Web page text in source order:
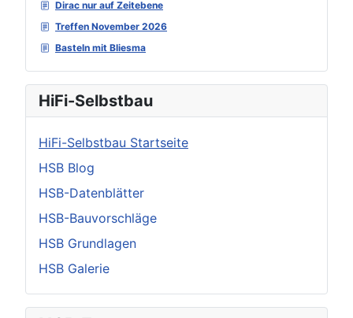
Dirac nur auf Zeitebene
Treffen November 2026
Basteln mit Bliesma
HiFi-Selbstbau
HiFi-Selbstbau Startseite
HSB Blog
HSB-Datenblätter
HSB-Bauvorschläge
HSB Grundlagen
HSB Galerie